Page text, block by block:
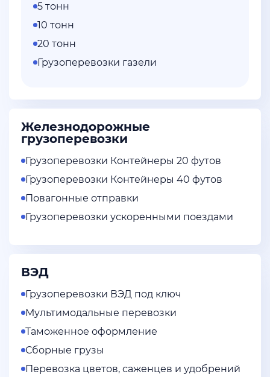
5 тонн
10 тонн
20 тонн
Грузоперевозки газели
Железнодорожные
грузоперевозки
Грузоперевозки Контейнеры 20 футов
Грузоперевозки Контейнеры 40 футов
Повагонные отправки
Грузоперевозки ускоренными поездами
ВЭД
Грузоперевозки ВЭД под ключ
Мультимодальные перевозки
Таможенное оформление
Сборные грузы
Перевозка цветов, саженцев и удобрений